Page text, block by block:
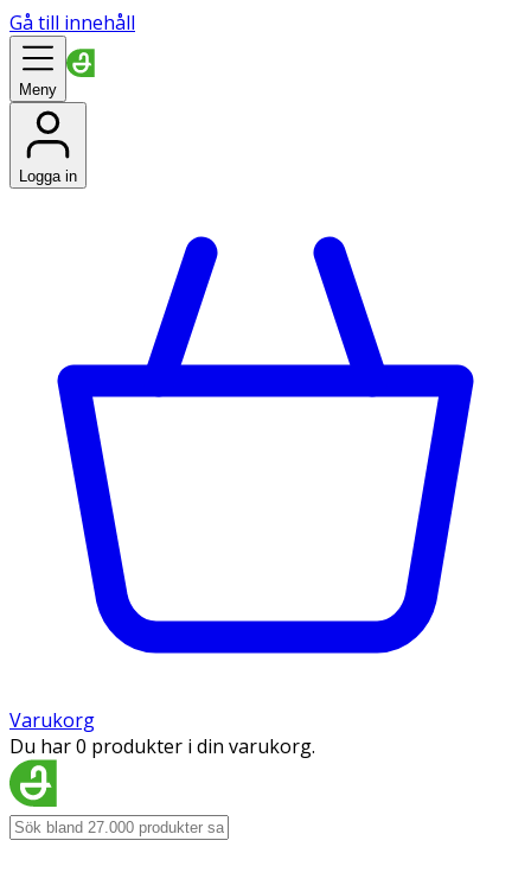
Gå till innehåll
Meny
Logga in
Varukorg
Du har 0 produkter i din varukorg.